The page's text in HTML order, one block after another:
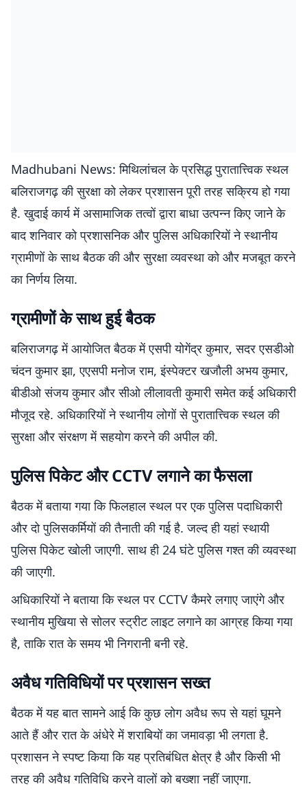
Madhubani News: मिथिलांचल के प्रसिद्ध पुरातात्त्विक स्थल
बलिराजगढ़ की सुरक्षा को लेकर प्रशासन पूरी तरह सक्रिय हो गया
है. खुदाई कार्य में असामाजिक तत्वों द्वारा बाधा उत्पन्न किए जाने के
बाद शनिवार को प्रशासनिक और पुलिस अधिकारियों ने स्थानीय
ग्रामीणों के साथ बैठक की और सुरक्षा व्यवस्था को और मजबूत करने
का निर्णय लिया.
ग्रामीणों के साथ हुई बैठक
बलिराजगढ़ में आयोजित बैठक में एसपी योगेंद्र कुमार, सदर एसडीओ
चंदन कुमार झा, एएसपी मनोज राम, इंस्पेक्टर खजौली अभय कुमार,
बीडीओ संजय कुमार और सीओ लीलावती कुमारी समेत कई अधिकारी
मौजूद रहे. अधिकारियों ने स्थानीय लोगों से पुरातात्त्विक स्थल की
सुरक्षा और संरक्षण में सहयोग करने की अपील की.
पुलिस पिकेट और CCTV लगाने का फैसला
बैठक में बताया गया कि फिलहाल स्थल पर एक पुलिस पदाधिकारी
और दो पुलिसकर्मियों की तैनाती की गई है. जल्द ही यहां स्थायी
पुलिस पिकेट खोली जाएगी. साथ ही 24 घंटे पुलिस गश्त की व्यवस्था
की जाएगी.
अधिकारियों ने बताया कि स्थल पर CCTV कैमरे लगाए जाएंगे और
स्थानीय मुखिया से सोलर स्ट्रीट लाइट लगाने का आग्रह किया गया
है, ताकि रात के समय भी निगरानी बनी रहे.
अवैध गतिविधियों पर प्रशासन सख्त
बैठक में यह बात सामने आई कि कुछ लोग अवैध रूप से यहां घूमने
आते हैं और रात के अंधेरे में शराबियों का जमावड़ा भी लगता है.
प्रशासन ने स्पष्ट किया कि यह प्रतिबंधित क्षेत्र है और किसी भी
तरह की अवैध गतिविधि करने वालों को बख्शा नहीं जाएगा.